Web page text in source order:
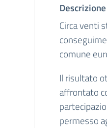
Circa venti
comune
Il risultato
affrontato
permesso